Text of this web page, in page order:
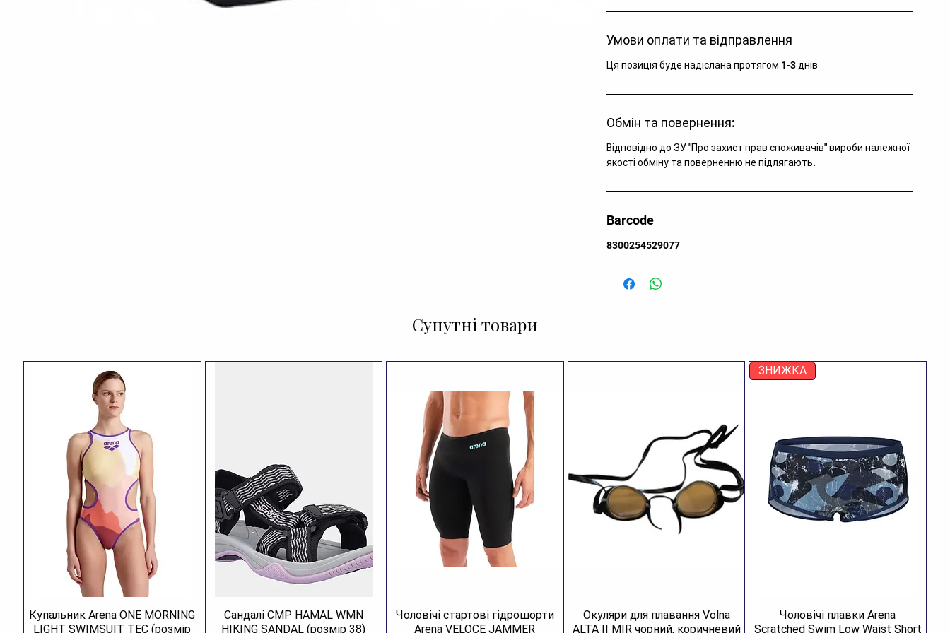
Артикул:3Y84800-U901.116
Артикул моделі:3Y84800
Розділ:Одяг
Колір:Nero
Склад:
Країна: Туніс
Різновид:набір
Для кого:для юніорів
Умови оплати та відправлення
Ця позиція буде надіслана протягом 1-3 днів
Обмін та повернення:
Відповідно до ЗУ "Про захист прав споживачів" вироби належної
якості обміну та поверненню не підлягають.
Barcode
8300254529077
Супутні товари
Купальник Arena ONE MORNING
LIGHT SWIMSUIT TEC (розмір
Сандалі CMP HAMAL WMN
HIKING SANDAL (розмір 38)
Чоловічі стартові гідрошорти
Arena VELOCE JAMMER
Окуляри для плавання Volna
ALTA II MIR чорний, коричневий
ЗНИЖКА
Чоловічі плавки Arena
Scratched Swim Low Waist Short